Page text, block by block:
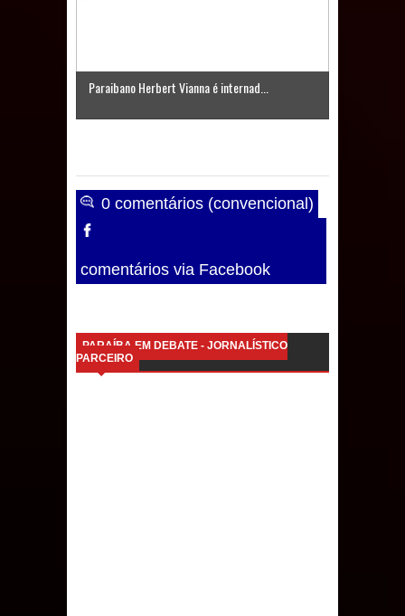
Paraibano Herbert Vianna é internad...
0 comentários (convencional)
comentários via Facebook
PARAÍBA EM DEBATE - JORNALÍSTICO
PARCEIRO